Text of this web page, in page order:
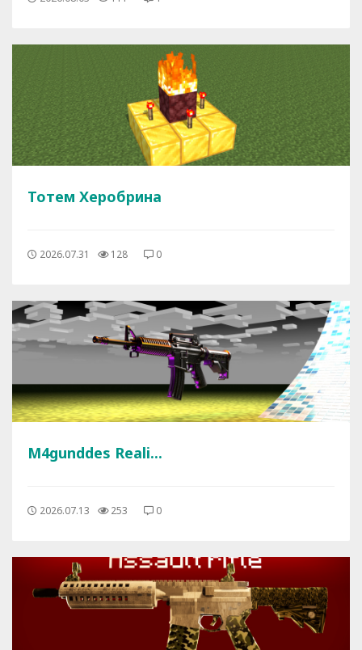
Тотем Херобрина
2026.07.31 128 0
M4gunddes Reali...
2026.07.13 253 0